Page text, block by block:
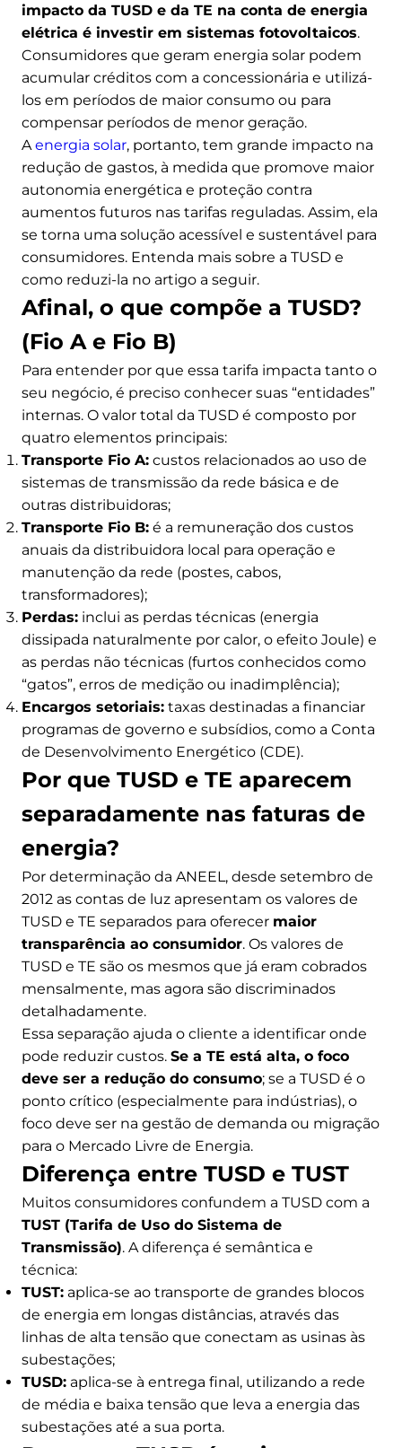
impacto da TUSD e da TE na conta de energia
elétrica é investir em sistemas fotovoltaicos.
Consumidores que geram energia solar podem
acumular créditos com a concessionária e utilizá-
los em períodos de maior consumo ou para
compensar períodos de menor geração.
A energia solar, portanto, tem grande impacto na
redução de gastos, à medida que promove maior
autonomia energética e proteção contra
aumentos futuros nas tarifas reguladas. Assim, ela
se torna uma solução acessível e sustentável para
consumidores. Entenda mais sobre a TUSD e
como reduzi-la no artigo a seguir.
Afinal, o que compõe a TUSD?
(Fio A e Fio B)
Para entender por que essa tarifa impacta tanto o
seu negócio, é preciso conhecer suas “entidades”
internas. O valor total da TUSD é composto por
quatro elementos principais:
Transporte Fio A: custos relacionados ao uso de
sistemas de transmissão da rede básica e de
outras distribuidoras;
Transporte Fio B: é a remuneração dos custos
anuais da distribuidora local para operação e
manutenção da rede (postes, cabos,
transformadores);
Perdas: inclui as perdas técnicas (energia
dissipada naturalmente por calor, o efeito Joule) e
as perdas não técnicas (furtos conhecidos como
“gatos”, erros de medição ou inadimplência);
Encargos setoriais: taxas destinadas a financiar
programas de governo e subsídios, como a Conta
de Desenvolvimento Energético (CDE).
Por que TUSD e TE aparecem
separadamente nas faturas de
energia?
Por determinação da ANEEL, desde setembro de
2012 as contas de luz apresentam os valores de
TUSD e TE separados para oferecer maior
transparência ao consumidor. Os valores de
TUSD e TE são os mesmos que já eram cobrados
mensalmente, mas agora são discriminados
detalhadamente.
Essa separação ajuda o cliente a identificar onde
pode reduzir custos. Se a TE está alta, o foco
deve ser a redução do consumo; se a TUSD é o
ponto crítico (especialmente para indústrias), o
foco deve ser na gestão de demanda ou migração
para o Mercado Livre de Energia.
Diferença entre TUSD e TUST
Muitos consumidores confundem a TUSD com a
TUST (Tarifa de Uso do Sistema de
Transmissão). A diferença é semântica e
técnica:
TUST: aplica-se ao transporte de grandes blocos
de energia em longas distâncias, através das
linhas de alta tensão que conectam as usinas às
subestações;
TUSD: aplica-se à entrega final, utilizando a rede
de média e baixa tensão que leva a energia das
subestações até a sua porta.